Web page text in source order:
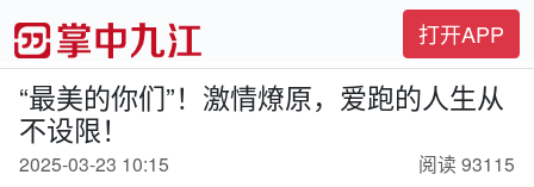
打开APP
“最美的你们”！激情燎原，爱跑的人生从
不设限！
2025-03-23 10:15
阅读 93115